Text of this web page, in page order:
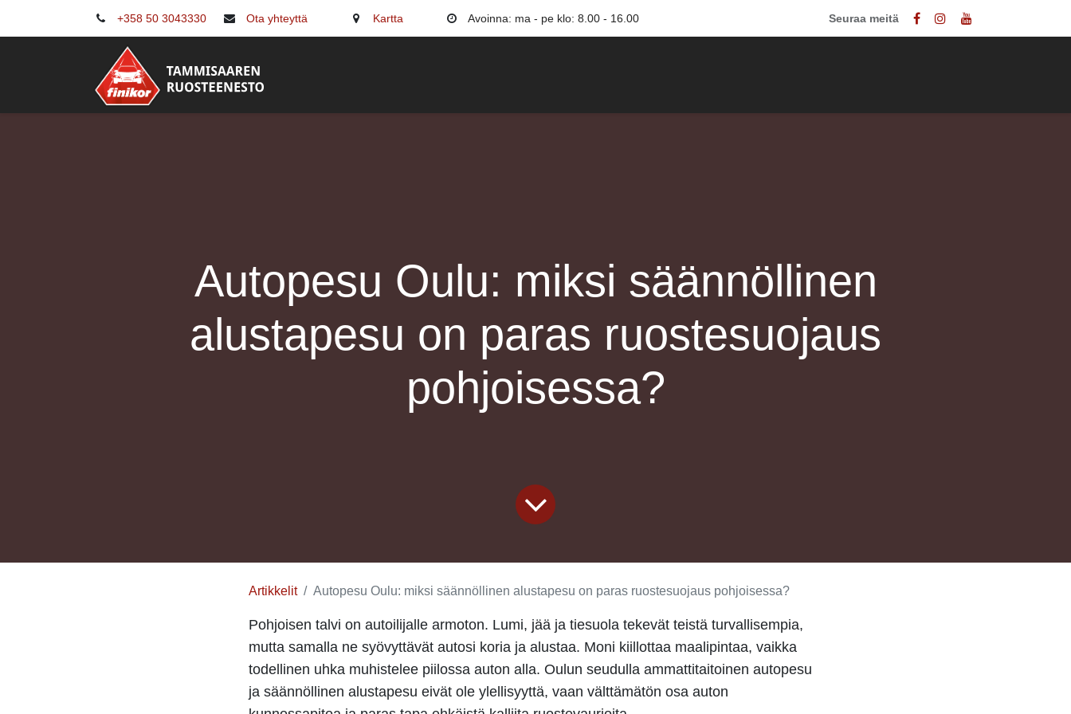
+358 50 3043330 Ota yhteyttä Kartta Avoinna: ma - pe klo: 8.00 - 16.00 Seuraa meitä
Autopesu Oulu: miksi säännöllinen
alustapesu on paras ruostesuojaus
pohjoisessa?
Artikkelit Autopesu Oulu: miksi säännöllinen alustapesu on paras ruostesuojaus pohjoisessa?
Pohjoisen talvi on autoilijalle armoton. Lumi, jää ja tiesuola tekevät teistä turvallisempia,
mutta samalla ne syövyttävät autosi koria ja alustaa. Moni kiillottaa maalipintaa, vaikka
todellinen uhka muhistelee piilossa auton alla. Oulun seudulla ammattitaitoinen autopesu
ja säännöllinen alustapesu eivät ole ylellisyyttä, vaan välttämätön osa auton